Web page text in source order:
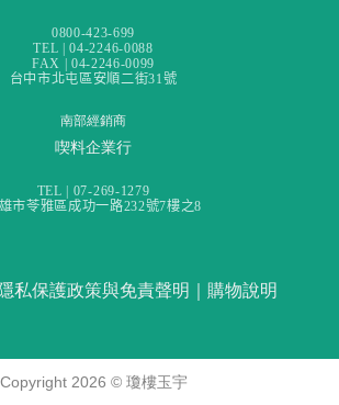
0800-423-699
TEL | 04-2246-0088
FAX | 04-2246-0099
台中市北屯區安順二街31號
南部經銷商
喫料企業行
TEL | 07-269-1279
市苓雅區成功一路232號7樓之8
隱私保護政策與免責聲明 購物說明
Copyright 2026 © 瓊樓玉宇